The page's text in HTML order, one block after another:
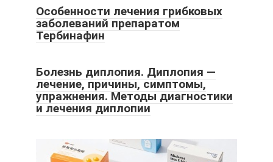
Особенности лечения грибковых
заболеваний препаратом
Тербинафин
Болезнь диплопия. Диплопия —
лечение, причины, симптомы,
упражнения. Методы диагностики
и лечения диплопии